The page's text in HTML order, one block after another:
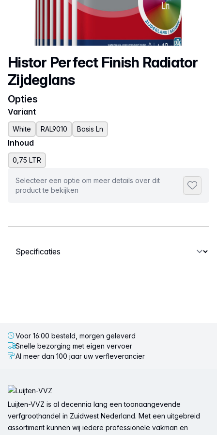
Productnaam
Histor Perfect Finish Radiator
Zijdeglans
Opties
Variant
White RAL9010 Basis Ln
Inhoud
0,75 LTR
Selecteer een optie om meer details over dit
product te bekijken
Selecteer een tabblad
Voor 16:00 besteld, morgen geleverd
Snelle bezorging met eigen vervoer
Al meer dan 100 jaar uw verfleverancier
Luijten-VVZ is al decennia lang een toonaangevende
verfgroothandel in Zuidwest Nederland. Met een uitgebreid
assortiment kunnen wij iedere professionele vakman en